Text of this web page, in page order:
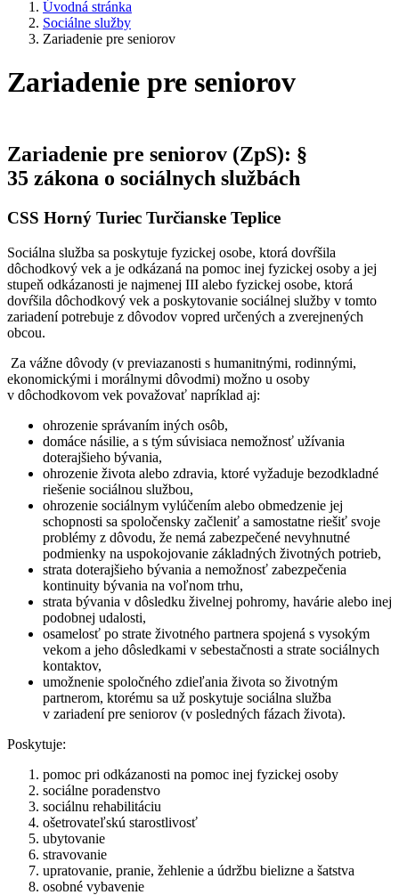
Úvodná stránka
Sociálne služby
Zariadenie pre seniorov
Zariadenie pre seniorov
Zariadenie pre seniorov (ZpS): §
35 zákona o sociálnych službách
CSS Horný Turiec Turčianske Teplice
Sociálna služba sa poskytuje fyzickej osobe, ktorá dovŕšila
dôchodkový vek a je odkázaná na pomoc inej fyzickej osoby a jej
stupeň odkázanosti je najmenej III alebo fyzickej osobe, ktorá
dovŕšila dôchodkový vek a poskytovanie sociálnej služby v tomto
zariadení potrebuje z dôvodov vopred určených a zverejnených
obcou.
Za vážne dôvody (v previazanosti s humanitnými, rodinnými,
ekonomickými i morálnymi dôvodmi) možno u osoby
v dôchodkovom vek považovať napríklad aj:
ohrozenie správaním iných osôb,
domáce násilie, a s tým súvisiaca nemožnosť užívania
doterajšieho bývania,
ohrozenie života alebo zdravia, ktoré vyžaduje bezodkladné
riešenie sociálnou službou,
ohrozenie sociálnym vylúčením alebo obmedzenie jej
schopnosti sa spoločensky začleniť a samostatne riešiť svoje
problémy z dôvodu, že nemá zabezpečené nevyhnutné
podmienky na uspokojovanie základných životných potrieb,
strata doterajšieho bývania a nemožnosť zabezpečenia
kontinuity bývania na voľnom trhu,
strata bývania v dôsledku živelnej pohromy, havárie alebo inej
podobnej udalosti,
osamelosť po strate životného partnera spojená s vysokým
vekom a jeho dôsledkami v sebestačnosti a strate sociálnych
kontaktov,
umožnenie spoločného zdieľania života so životným
partnerom, ktorému sa už poskytuje sociálna služba
v zariadení pre seniorov (v posledných fázach života).
Poskytuje:
pomoc pri odkázanosti na pomoc inej fyzickej osoby
sociálne poradenstvo
sociálnu rehabilitáciu
ošetrovateľskú starostlivosť
ubytovanie
stravovanie
upratovanie, pranie, žehlenie a údržbu bielizne a šatstva
osobné vybavenie